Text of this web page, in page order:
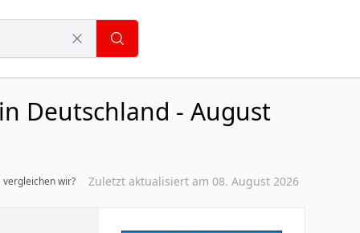
in Deutschland - August
vergleichen wir? Zuletzt aktualisiert am 08. August 2026